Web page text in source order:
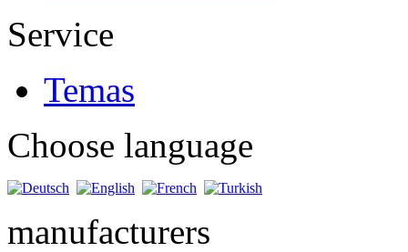
Service
Temas
Choose language
manufacturers